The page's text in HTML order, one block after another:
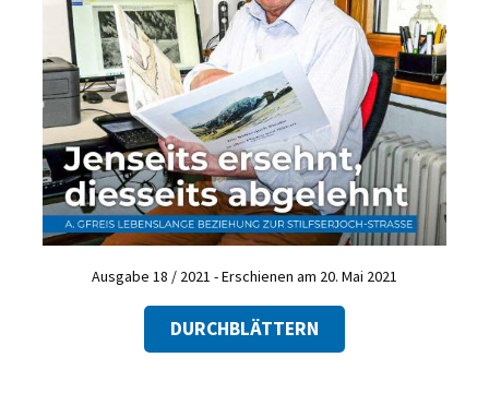
Ausgabe 18 / 2021 - Erschienen am 20. Mai 2021
DURCHBLÄTTERN